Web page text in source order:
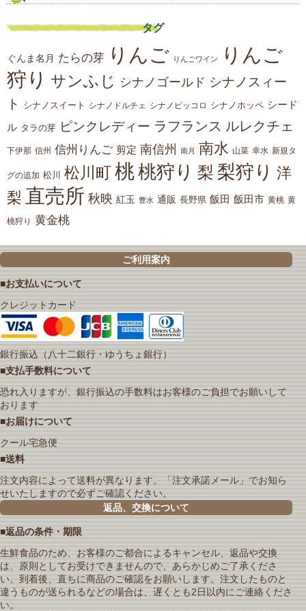
タグ
ぐんま名月 たらの芽 りんご りんごワイン
りんご
狩り サンふじ シナノゴールド シナノスィー
ト
シナノスイート シナノドルチェ シナノピッコロ シナノホッペ シード
ル タラの芽 ピンクレディー ラフランス ルレクチェ
下伊那 信州 信州りんご 剪定 南信州 南月 南水 山菜 幸水 新規タ
グの追加 松川 松川町 桃桃狩り 梨 梨狩り 洋
梨 直売所 秋映 紅玉 豊水 通販 長野県 飯田 飯田市 黄桃 黄
桃狩り 黄金桃
ご利用案内
■お支払いについて
クレジットカード
銀行振込（八十二銀行・ゆうちょ銀行）
■支払手数料について
恐れ入りますが、銀行振込の手数料はお客様のご負担でお願いして
おります
■お届けについて
クール宅急便
■送料
注文内容によって送料が異なります。「注文承諾メール」でお知ら
せいたしますので必ずご確認ください。
返品、交換について
■返品の条件・期限
生鮮食品のため、お客様のご都合によるキャンセル、返品や交換
は、原則としてお受けできませんので、あらかじめご了承くださ
い。到着後、直ちに商品のご確認をお願いします。注文したものと
違うものが送られるなどの場合は、遅くとも2日以内にご連絡くださ
い。